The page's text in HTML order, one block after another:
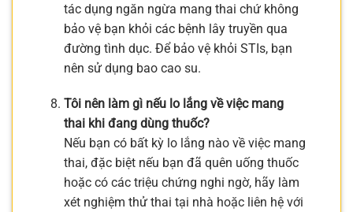
tác dụng ngăn ngừa mang thai chứ không
bảo vệ bạn khỏi các bệnh lây truyền qua
đường tình dục. Để bảo vệ khỏi STIs, bạn
nên sử dụng bao cao su.
Tôi nên làm gì nếu lo lắng về việc mang
thai khi đang dùng thuốc?
Nếu bạn có bất kỳ lo lắng nào về việc mang
thai, đặc biệt nếu bạn đã quên uống thuốc
hoặc có các triệu chứng nghi ngờ, hãy làm
xét nghiệm thử thai tại nhà hoặc liên hệ với